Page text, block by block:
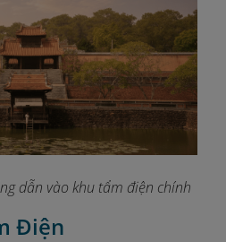
dẫn vào khu tẩm điện chính
Điện